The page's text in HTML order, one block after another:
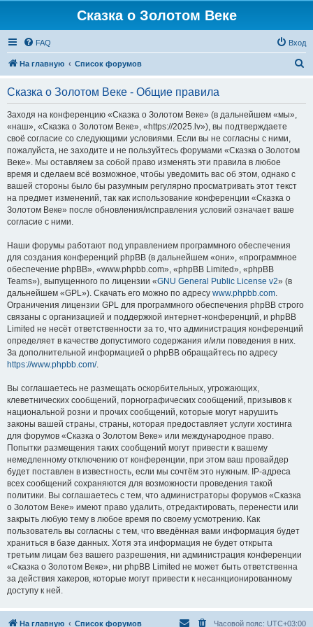
Сказка о Золотом Веке
FAQ Вход
На главную Список форумов
Сказка о Золотом Веке - Общие правила
Заходя на конференцию «Сказка о Золотом Веке» (в дальнейшем «мы»,
«наш», «Сказка о Золотом Веке», «https://2025.lv»), вы подтверждаете
своё согласие со следующими условиями. Если вы не согласны с ними,
пожалуйста, не заходите и не пользуйтесь форумами «Сказка о Золотом
Веке». Мы оставляем за собой право изменять эти правила в любое
время и сделаем всё возможное, чтобы уведомить вас об этом, однако с
вашей стороны было бы разумным регулярно просматривать этот текст
на предмет изменений, так как использование конференции «Сказка о
Золотом Веке» после обновления/исправления условий означает ваше
согласие с ними.
Наши форумы работают под управлением программного обеспечения
для создания конференций phpBB (в дальнейшем «они», «программное
обеспечение phpBB», «www.phpbb.com», «phpBB Limited», «phpBB
Teams»), выпущенного по лицензии «GNU General Public License v2» (в
дальнейшем «GPL»). Скачать его можно по адресу www.phpbb.com.
Ограничения лицензии GPL для программного обеспечения phpBB строго
связаны с организацией и поддержкой интернет-конференций, и phpBB
Limited не несёт ответственности за то, что администрация конференций
определяет в качестве допустимого содержания и/или поведения в них.
За дополнительной информацией о phpBB обращайтесь по адресу
https://www.phpbb.com/.
Вы соглашаетесь не размещать оскорбительных, угрожающих,
клеветнических сообщений, порнографических сообщений, призывов к
национальной розни и прочих сообщений, которые могут нарушить
законы вашей страны, страны, которая предоставляет услуги хостинга
для форумов «Сказка о Золотом Веке» или международное право.
Попытки размещения таких сообщений могут привести к вашему
немедленному отключению от конференции, при этом ваш провайдер
будет поставлен в известность, если мы сочтём это нужным. IP-адреса
всех сообщений сохраняются для возможности проведения такой
политики. Вы соглашаетесь с тем, что администраторы форумов «Сказка
о Золотом Веке» имеют право удалить, отредактировать, перенести или
закрыть любую тему в любое время по своему усмотрению. Как
пользователь вы согласны с тем, что введённая вами информация будет
храниться в базе данных. Хотя эта информация не будет открыта
третьим лицам без вашего разрешения, ни администрация конференции
«Сказка о Золотом Веке», ни phpBB Limited не может быть ответственна
за действия хакеров, которые могут привести к несанкционированному
доступу к ней.
На главную Список форумов Часовой пояс: UTC+03:00